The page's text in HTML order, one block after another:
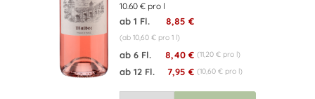
10.60 € pro l
ab 1 Fl. 8,85 €
(ab 10,60 € pro 1 l)
ab 6 Fl. 8,40 € (11,20 € pro l)
ab 12 Fl. 7,95 € (10,60 € pro l)